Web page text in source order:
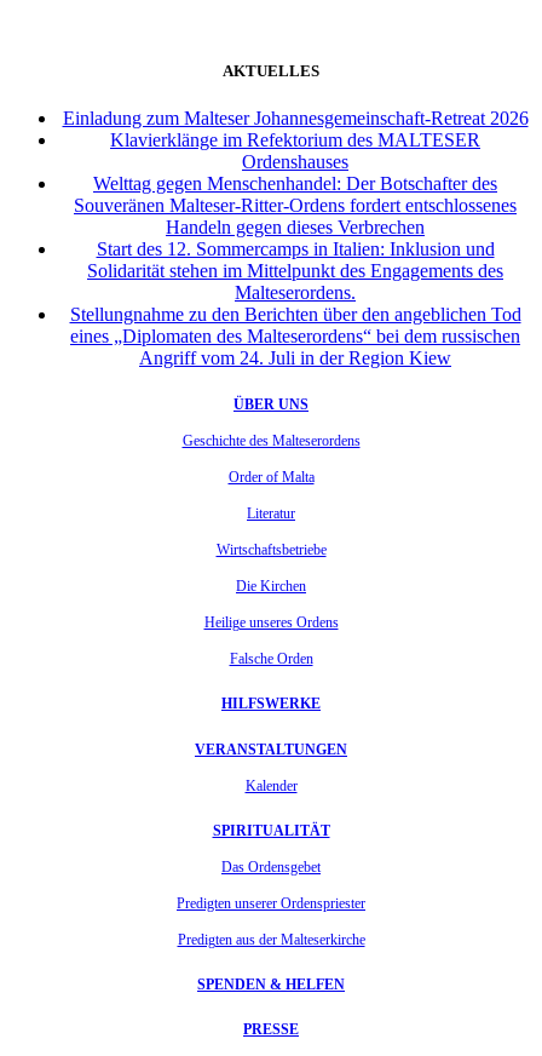
AKTUELLES
Einladung zum Malteser Johannesgemeinschaft-Retreat 2026
Klavierklänge im Refektorium des MALTESER
Ordenshauses
Welttag gegen Menschenhandel: Der Botschafter des
Souveränen Malteser-Ritter-Ordens fordert entschlossenes
Handeln gegen dieses Verbrechen
Start des 12. Sommercamps in Italien: Inklusion und
Solidarität stehen im Mittelpunkt des Engagements des
Malteserordens.
Stellungnahme zu den Berichten über den angeblichen Tod
eines „Diplomaten des Malteserordens“ bei dem russischen
Angriff vom 24. Juli in der Region Kiew
ÜBER UNS
Geschichte des Malteserordens
Order of Malta
Literatur
Wirtschaftsbetriebe
Die Kirchen
Heilige unseres Ordens
Falsche Orden
HILFSWERKE
VERANSTALTUNGEN
Kalender
SPIRITUALITÄT
Das Ordensgebet
Predigten unserer Ordenspriester
Predigten aus der Malteserkirche
SPENDEN & HELFEN
PRESSE